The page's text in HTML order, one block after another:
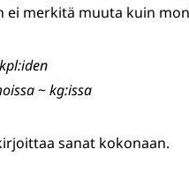
ei merkitä muuta kuin
kpl:iden
~kg:issa
sanat kokonaan.